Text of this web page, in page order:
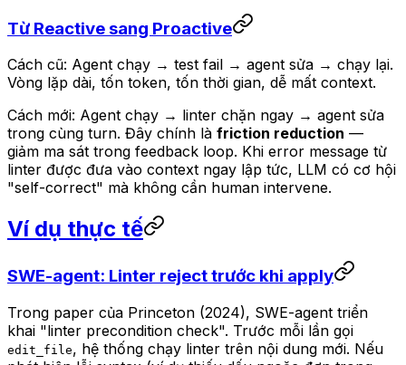
Từ Reactive sang Proactive
Cách cũ: Agent chạy → test fail → agent sửa → chạy lại.
Vòng lặp dài, tốn token, tốn thời gian, dễ mất context.
Cách mới: Agent chạy → linter chặn ngay → agent sửa
trong cùng turn. Đây chính là friction reduction —
giảm ma sát trong feedback loop. Khi error message từ
linter được đưa vào context ngay lập tức, LLM có cơ hội
"self-correct" mà không cần human intervene.
Ví dụ thực tế
SWE-agent: Linter reject trước khi apply
Trong paper của Princeton (2024), SWE-agent triển
khai "linter precondition check". Trước mỗi lần gọi
edit_file, hệ thống chạy linter trên nội dung mới. Nếu